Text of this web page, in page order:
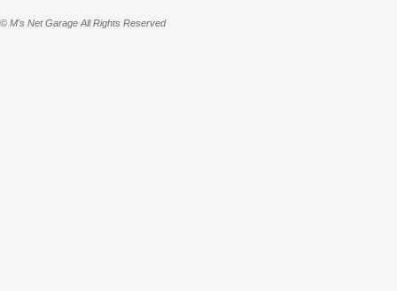
© M's Net Garage All Rights Reserved